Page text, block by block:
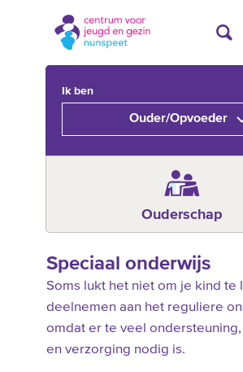
Ik ben
Ouder/Opvoeder
Ouderschap
Speciaal onderwijs
Soms lukt het niet om je kind te
deelnemen aan het reguliere
omdat er te veel
en verzorging nodig is.